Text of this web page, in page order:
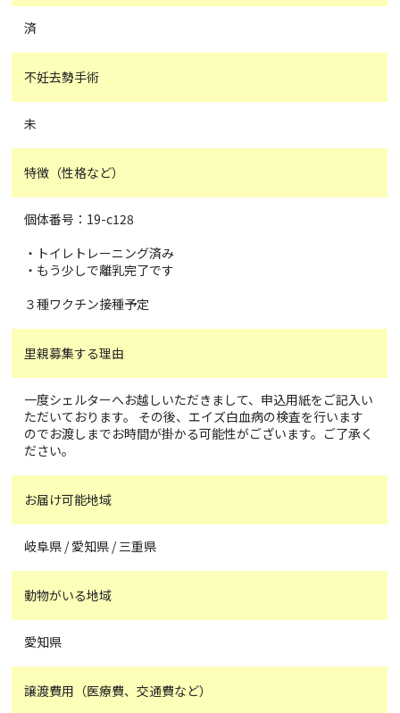
済
不妊去勢手術
未
特徴（性格など）
個体番号：19-c128
・トイレトレーニング済み
・もう少しで離乳完了です
３種ワクチン接種予定
里親募集する理由
一度シェルターへお越しいただきまして、申込用紙をご記入い
ただいております。 その後、エイズ白血病の検査を行います
のでお渡しまでお時間が掛かる可能性がございます。ご了承く
ださい。
お届け可能地域
岐阜県 / 愛知県 / 三重県
動物がいる地域
愛知県
譲渡費用（医療費、交通費など）